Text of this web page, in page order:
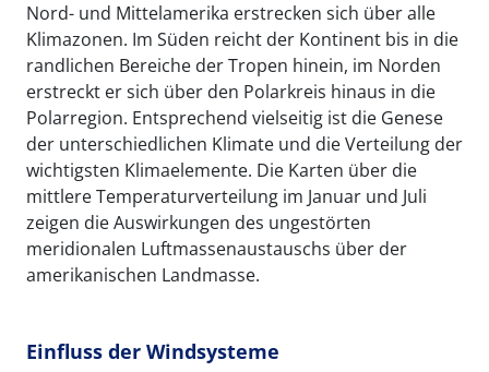
Nord- und Mittelamerika erstrecken sich über alle
Klimazonen. Im Süden reicht der Kontinent bis in die
randlichen Bereiche der Tropen hinein, im Norden
erstreckt er sich über den Polarkreis hinaus in die
Polarregion. Entsprechend vielseitig ist die Genese
der unterschiedlichen Klimate und die Verteilung der
wichtigsten Klimaelemente. Die Karten über die
mittlere Temperaturverteilung im Januar und Juli
zeigen die Auswirkungen des ungestörten
meridionalen Luftmassenaustauschs über der
amerikanischen Landmasse.
Einfluss der Windsysteme